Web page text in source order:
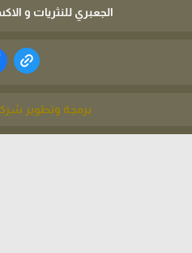
الجعبري للنثريات و
برمجة وتطوير